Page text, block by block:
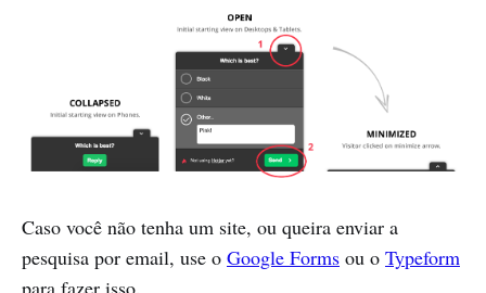
Caso você não tenha um site, ou queira enviar a
pesquisa por email, use o Google Forms ou o Typeform